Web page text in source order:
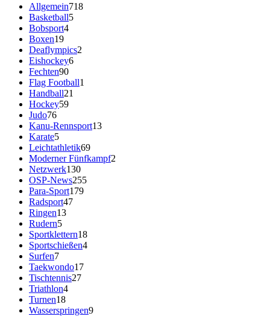
Allgemein718
Basketball5
Bobsport4
Boxen19
Deaflympics2
Eishockey6
Fechten90
Flag Football1
Handball21
Hockey59
Judo76
Kanu-Rennsport13
Karate5
Leichtathletik69
Moderner Fünfkampf2
Netzwerk130
OSP-News255
Para-Sport179
Radsport47
Ringen13
Rudern5
Sportklettern18
Sportschießen4
Surfen7
Taekwondo17
Tischtennis27
Triathlon4
Turnen18
Wasserspringen9